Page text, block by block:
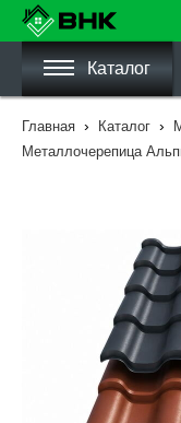
Каталог
Главная › Каталог ›
Металлочерепица